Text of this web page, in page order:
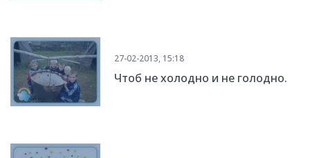
27-02-2013, 15:18
Чтоб не холодно и не голодно.